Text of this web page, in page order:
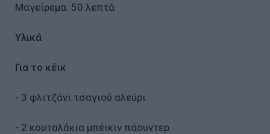
Μαγείρεμα: 50 λεπτά
Υλικά
Για το κέικ
- 3 φλιτζάνι τσαγιού αλεύρι
- 2 κουταλάκια μπέικιν πάουντερ